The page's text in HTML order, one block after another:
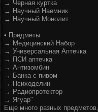
→ Черная куртка
→ Научный Наемник
→ Научный Монолит
• Предметы:
→ Медицинский Набор
→ Универсальная Аптечка
→ ПСИ аптечка
→ Антизомбин
→ Банка с пивом
→ Психоделин
→ Радиопротектор
→ Ягуар"
Еще много разных